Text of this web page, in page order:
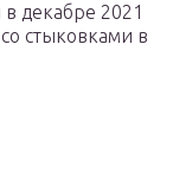
в декабре 2021
стыковками в